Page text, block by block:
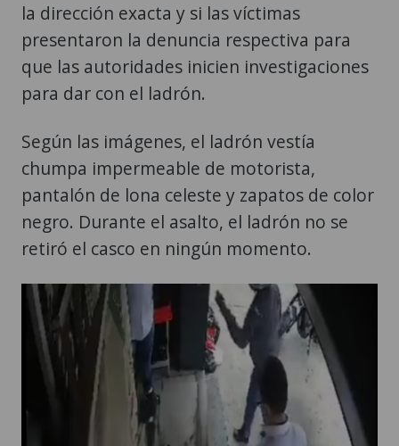
la dirección exacta y si las víctimas
presentaron la denuncia respectiva para
que las autoridades inicien investigaciones
para dar con el ladrón.
Según las imágenes, el ladrón vestía
chumpa impermeable de motorista,
pantalón de lona celeste y zapatos de color
negro. Durante el asalto, el ladrón no se
retiró el casco en ningún momento.